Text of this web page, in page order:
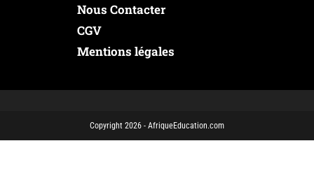
Nous Contacter
CGV
Mentions légales
Copyright 2026 - AfriqueEducation.com